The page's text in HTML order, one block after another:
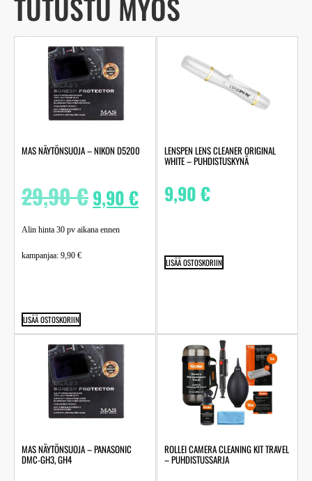
MAS NÄYTÖNSUOJA – NIKON D5200
29,90€9,90€
Alin hinta 30 pv aikana ennen
kampanjaa: 9,90 €
LISÄÄ OSTOSKORIIN
LENSPEN LENS CLEANER ORIGINAL
WHITE – PUHDISTUSKYNÄ
9,90€
LISÄÄ OSTOSKORIIN
MAS NÄYTÖNSUOJA – PANASONIC
DMC-GH3, GH4
ROLLEI CAMERA CLEANING KIT TRAVEL
– PUHDISTUSSARJA